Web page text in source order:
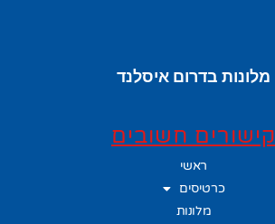
מלונות בדרום איסלנד
קישורים חשובים
ראשי
כרטיסים
מלונות